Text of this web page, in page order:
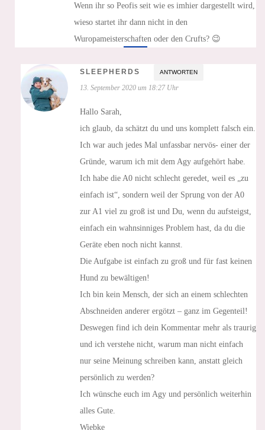
Wenn ihr so Peofis seit wie es imhier dargestellt wird,
wieso startet ihr dann nicht in den
Wuropameisterschaften oder den Crufts? 😉
SLEEPHERDS ANTWORTEN
13. September 2020 um 18:27 Uhr
Hallo Sarah,
ich glaub, da schätzt du und uns komplett falsch ein.
Ich war auch jedes Mal unfassbar nervös- einer der
Gründe, warum ich mit dem Agy aufgehört habe.
Ich habe die A0 nicht schlecht geredet, weil es „zu
einfach ist“, sondern weil der Sprung von der A0
zur A1 viel zu groß ist und Du, wenn du aufsteigst,
einfach ein wahnsinniges Problem hast, da du die
Geräte eben noch nicht kannst.
Die Aufgabe ist einfach zu groß und für fast keinen
Hund zu bewältigen!
Ich bin kein Mensch, der sich an einem schlechten
Abschneiden anderer ergötzt – ganz im Gegenteil!
Deswegen find ich dein Kommentar mehr als traurig
und ich verstehe nicht, warum man nicht einfach
nur seine Meinung schreiben kann, anstatt gleich
persönlich zu werden?
Ich wünsche euch im Agy und persönlich weiterhin
alles Gute.
Wiebke